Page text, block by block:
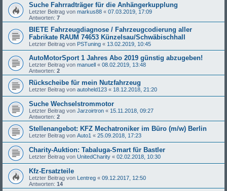
Suche Fahrradträger für die Anhängerkupplung
Letzter Beitrag von markus88 « 07.03.2019, 17:09
Antworten: 7
BIETE Fahrzeugdiagnose / Fahrzeugcodierung aller
Fabrikate RAUM 74653 Künzelsau/Schwäbischhall
Letzter Beitrag von PSTuning « 13.02.2019, 10:45
AutoMotorSport 1 Jahres Abo 2019 günstig abzugeben!
Letzter Beitrag von manuell « 08.02.2019, 13:48
Antworten: 2
Rückscheibe für mein Nutzfahrzeug
Letzter Beitrag von autoheld123 « 18.12.2018, 21:20
Suche Wechselstrommotor
Letzter Beitrag von Jarzoirtron « 15.11.2018, 09:27
Antworten: 2
Stellenangebot: KFZ Mechatroniker im Büro (m/w) Berlin
Letzter Beitrag von Auto1 « 25.09.2018, 17:23
Charity-Auktion: Tabaluga-Smart für Bastler
Letzter Beitrag von UnitedCharity « 02.02.2018, 10:30
Kfz-Ersatzteile
Letzter Beitrag von Lentreg « 09.12.2017, 12:50
Antworten: 14